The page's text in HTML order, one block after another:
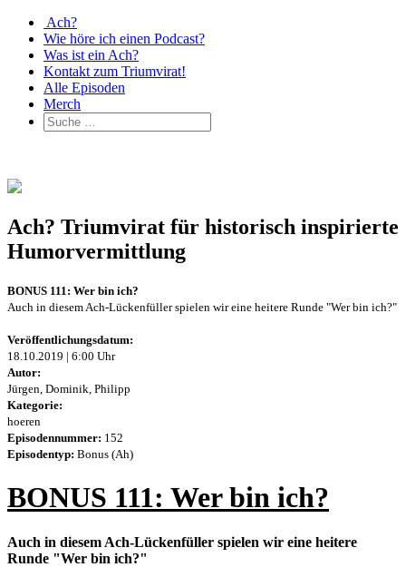
Ach?
Wie höre ich einen Podcast?
Was ist ein Ach?
Kontakt zum Triumvirat!
Alle Episoden
Merch
Ach? Triumvirat für historisch inspirierte
Humorvermittlung
BONUS 111: Wer bin ich?
Auch in diesem Ach-Lückenfüller spielen wir eine heitere Runde "Wer bin ich?"
Veröffentlichungsdatum:
18.10.2019 | 6:00 Uhr
Autor:
Jürgen, Dominik, Philipp
Kategorie:
hoeren
Episodennummer: 152
Episodentyp: Bonus (Ah)
BONUS 111: Wer bin ich?
Auch in diesem Ach-Lückenfüller spielen wir eine heitere
Runde "Wer bin ich?"